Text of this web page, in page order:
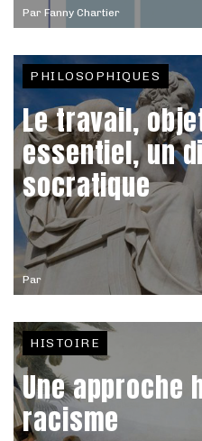
Par Fanny Chartier
Par
PHILOSOPHIQUES
Le travail,
essentiel, un
socratique
HISTOIRE
Une approche
racisme